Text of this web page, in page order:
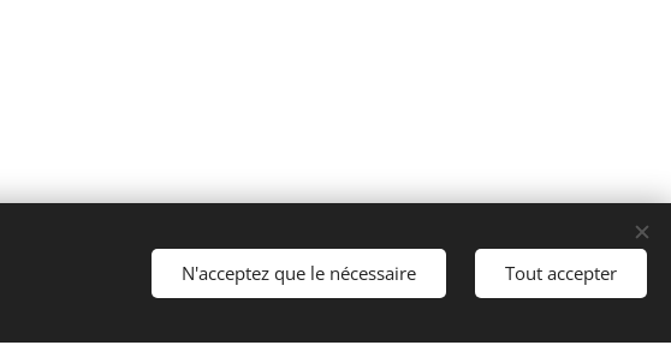
Cookies
Langues
Italiano Français
N'acceptez que le nécessaire Tout accepter